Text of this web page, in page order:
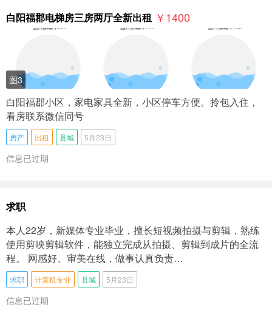
白阳福郡电梯房三房两厅全新出租 ￥1400
图3
白阳福郡小区，家电家具全新，小区停车方便。拎包入住，
看房联系微信同号
房产 出租 县城 5月23日
信息已过期
求职
本人22岁，新媒体专业毕业，擅长短视频拍摄与剪辑，熟练
使用剪映剪辑软件，能独立完成从拍摄、剪辑到成片的全流
程。 网感好、审美在线，做事认真负责…
求职 计算机专业 县城 5月23日
信息已过期